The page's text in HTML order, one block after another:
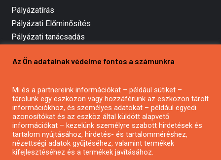
Pályázatírás
Pályázati Előminősítés
Pályázati tanácsadás
Mezőgazdasági pályázatírás
Pályázatírás civil szervezeteknek
Pályázatírás önkormányzatoknak
Pályázatfigyelés
Specifikus pályázatfigyelés vagy hírlevél
Az Ön adatainak védelme fontos a számunkra
Mi és a partnereink információkat – például sütiket –
tárolunk egy eszközön vagy hozzáférünk az eszközön tárolt
információkhoz, és személyes adatokat – például egyedi
azonosítókat és az eszköz által küldött alapvető
információkat – kezelünk személyre szabott hirdetések és
tartalom nyújtásához, hirdetés- és tartalomméréshez,
nézettségi adatok gyűjtéséhez, valamint termékek
kifejlesztéséhez és a termékek javításához.